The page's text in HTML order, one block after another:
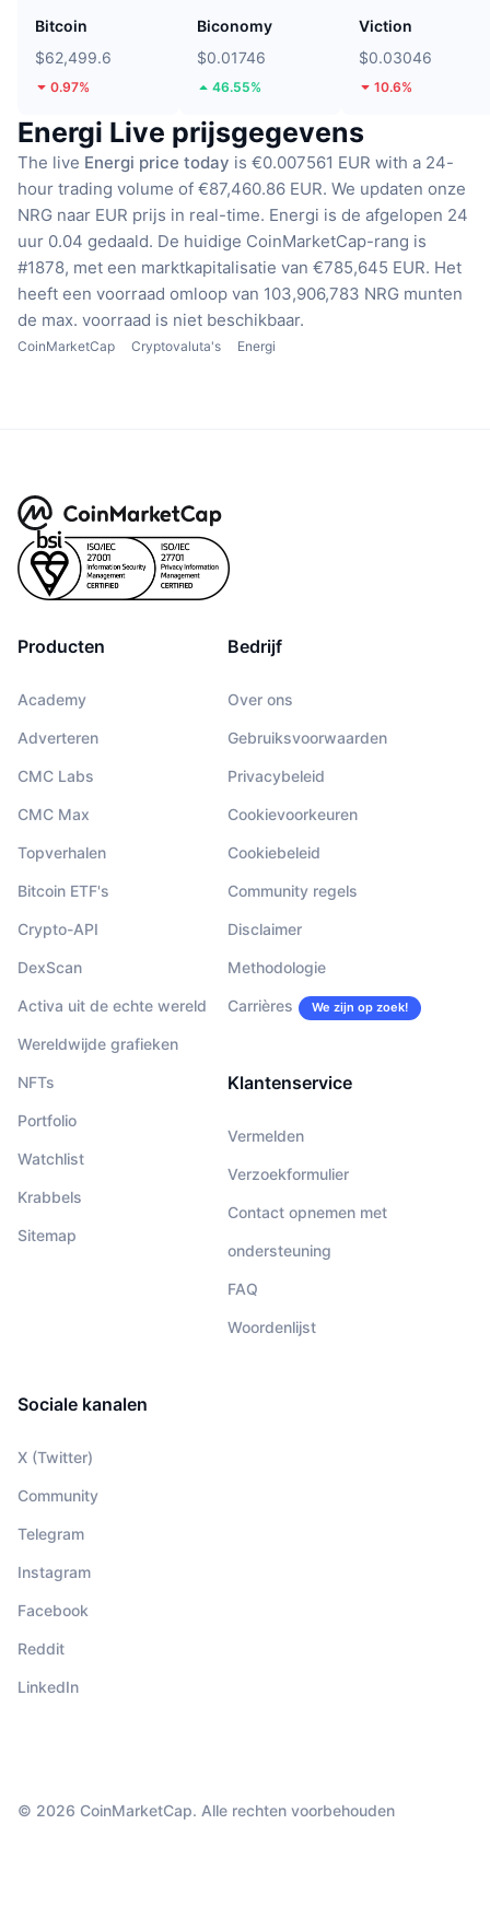
Bitcoin
$62,499.6
0.97%
Biconomy
$0.01746
46.55%
Viction
$0.03046
10.6%
Energi Live prijsgegevens
The live Energi price today is €0.007561 EUR with a 24-
hour trading volume of €87,460.86 EUR. We updaten onze
NRG naar EUR prijs in real-time. Energi is de afgelopen 24
uur 0.04 gedaald. De huidige CoinMarketCap-rang is
#1878, met een marktkapitalisatie van €785,645 EUR. Het
heeft een voorraad omloop van 103,906,783 NRG munten
de max. voorraad is niet beschikbaar.
CoinMarketCap Cryptovaluta's Energi
Producten
Academy
Adverteren
CMC Labs
CMC Max
Topverhalen
Bitcoin ETF's
Crypto-API
DexScan
Activa uit de echte wereld
Wereldwijde grafieken
NFTs
Portfolio
Watchlist
Krabbels
Sitemap
Bedrijf
Over ons
Gebruiksvoorwaarden
Privacybeleid
Cookievoorkeuren
Cookiebeleid
Community regels
Disclaimer
Methodologie
Carrières We zijn op zoek!
Klantenservice
Vermelden
Verzoekformulier
Contact opnemen met
ondersteuning
FAQ
Woordenlijst
Sociale kanalen
X (Twitter)
Community
Telegram
Instagram
Facebook
Reddit
LinkedIn
© 2026 CoinMarketCap. Alle rechten voorbehouden